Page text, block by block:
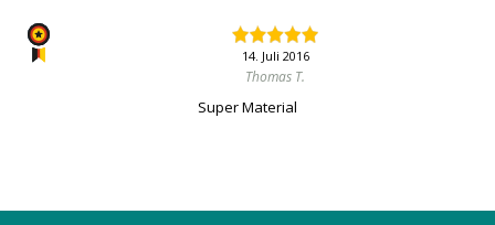
14. Juli 2016
Thomas T.
Super Material